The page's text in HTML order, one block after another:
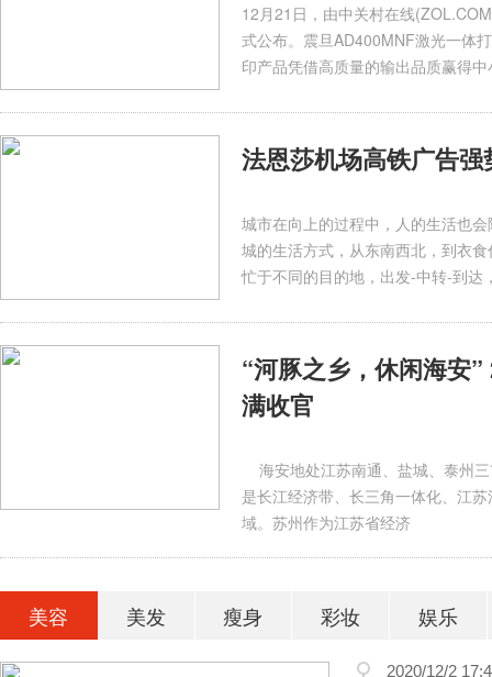
12月21日，由中关村在线
式公布。震旦AD400MNF激光一体
印产品凭借高质量的输出品质赢得
法恩莎机场高铁广告
城市在向上的过程中，人的生活也
城的生活方式，从东南西北，到衣
忙于不同的目的地，出发-中转-到达
“河豚之乡，休闲海安
满收官
海安地处江苏南通、盐城、泰州
是长江经济带、长三角一体化、江
域。苏州作为江苏省经济
美容 美发 瘦身 彩妆 娱乐
2020/12/2
美白针的副作用是什么